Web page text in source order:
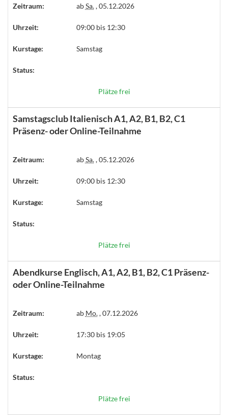
Zeitraum: abSa., 05.12.2026
Uhrzeit: 09:00 bis 12:30
Kurstage: Samstag
Status:
Plätze frei
Samstagsclub Italienisch A1, A2, B1, B2, C1
Präsenz- oder Online-Teilnahme
Zeitraum: abSa., 05.12.2026
Uhrzeit: 09:00 bis 12:30
Kurstage: Samstag
Status:
Plätze frei
Abendkurse Englisch, A1, A2, B1, B2, C1 Präsenz-
oder Online-Teilnahme
Zeitraum: ab Mo., 07.12.2026
Uhrzeit: 17:30 bis 19:05
Kurstage: Montag
Status:
Plätze frei